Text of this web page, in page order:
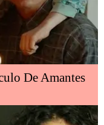
De Amantes